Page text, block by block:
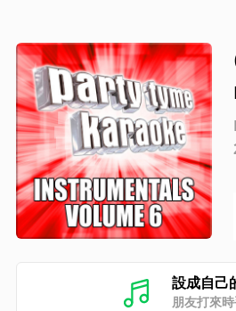
設成自己
朋友打來